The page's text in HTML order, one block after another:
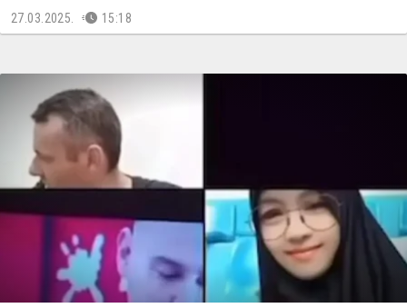
27.03.2025. 15:18